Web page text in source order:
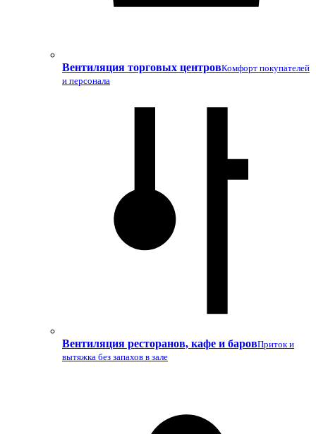
Вентиляция торговых центровКомфорт покупателей
и персонала
Вентиляция ресторанов, кафе и баровПриток и
вытяжка без запахов в зале